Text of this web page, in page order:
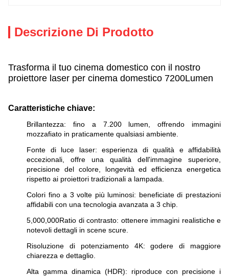
Descrizione Di Prodotto
Trasforma il tuo cinema domestico con il nostro
proiettore laser per cinema domestico 7200Lumen
Caratteristiche chiave:
Brillantezza: fino a 7.200 lumen, offrendo immagini
mozzafiato in praticamente qualsiasi ambiente.
Fonte di luce laser: esperienza di qualità e affidabilità
eccezionali, offre una qualità dell'immagine superiore,
precisione del colore, longevità ed efficienza energetica
rispetto ai proiettori tradizionali a lampada.
Colori fino a 3 volte più luminosi: beneficiate di prestazioni
affidabili con una tecnologia avanzata a 3 chip.
5,000,000Ratio di contrasto: ottenere immagini realistiche e
notevoli dettagli in scene scure.
Risoluzione di potenziamento 4K: godere di maggiore
chiarezza e dettaglio.
Alta gamma dinamica (HDR): riproduce con precisione i